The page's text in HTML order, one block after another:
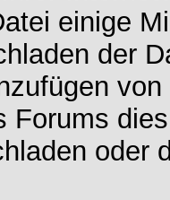
einige
der
Forums
oder